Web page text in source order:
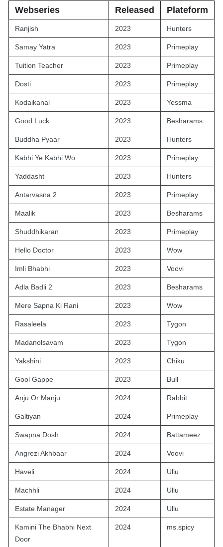
Webseries Released Plateform
Ranjish 2023 Hunters
Samay Yatra 2023 Primeplay
Tuition Teacher 2023 Primeplay
Dosti 2023 Primeplay
Kodaikanal 2023 Yessma
Good Luck 2023 Besharams
Buddha Pyaar 2023 Hunters
Kabhi Ye Kabhi Wo 2023 Primeplay
Yaddasht 2023 Hunters
Antarvasna 2 2023 Primeplay
Maalik 2023 Besharams
Shuddhikaran 2023 Primeplay
Hello Doctor 2023 Wow
Imli Bhabhi 2023 Voovi
Adla Badli 2 2023 Besharams
Mere Sapna Ki Rani 2023 Wow
Rasaleela 2023 Tygon
Madanolsavam 2023 Tygon
Yakshini 2023 Chiku
Gool Gappe 2023 Bull
Anju Or Manju 2024 Rabbit
Galtiyan 2024 Primeplay
Swapna Dosh 2024 Battameez
Angrezi Akhbaar 2024 Voovi
Haveli 2024 Ullu
Machhli 2024 Ullu
Estate Manager 2024 Ullu
Kamini The Bhabhi Next
Door
2024 ms.spicy